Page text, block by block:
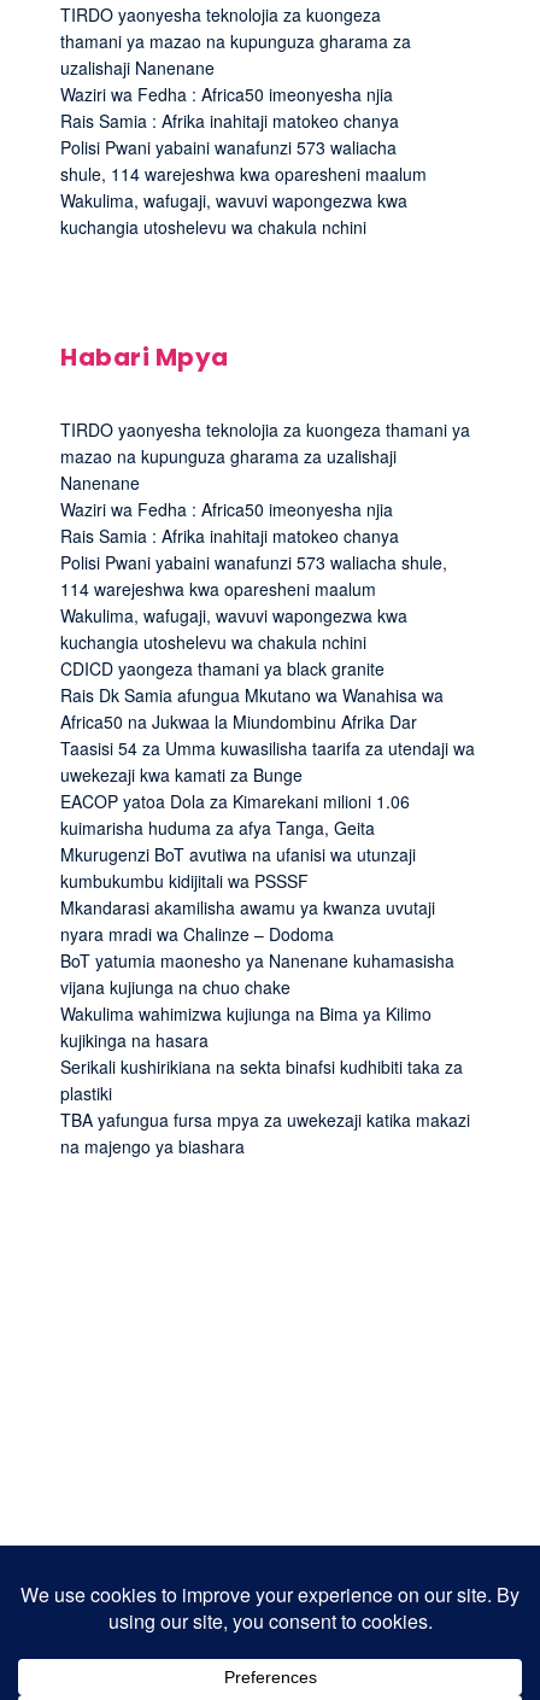
TIRDO yaonyesha teknolojia za kuongeza
thamani ya mazao na kupunguza gharama za
uzalishaji Nanenane
Waziri wa Fedha : Africa50 imeonyesha njia
Rais Samia : Afrika inahitaji matokeo chanya
Polisi Pwani yabaini wanafunzi 573 waliacha
shule, 114 warejeshwa kwa oparesheni maalum
Wakulima, wafugaji, wavuvi wapongezwa kwa
kuchangia utoshelevu wa chakula nchini
Habari Mpya
TIRDO yaonyesha teknolojia za kuongeza thamani ya
mazao na kupunguza gharama za uzalishaji
Nanenane
Waziri wa Fedha : Africa50 imeonyesha njia
Rais Samia : Afrika inahitaji matokeo chanya
Polisi Pwani yabaini wanafunzi 573 waliacha shule,
114 warejeshwa kwa oparesheni maalum
Wakulima, wafugaji, wavuvi wapongezwa kwa
kuchangia utoshelevu wa chakula nchini
CDICD yaongeza thamani ya black granite
Rais Dk Samia afungua Mkutano wa Wanahisa wa
Africa50 na Jukwaa la Miundombinu Afrika Dar
Taasisi 54 za Umma kuwasilisha taarifa za utendaji wa
uwekezaji kwa kamati za Bunge
EACOP yatoa Dola za Kimarekani milioni 1.06
kuimarisha huduma za afya Tanga, Geita
Mkurugenzi BoT avutiwa na ufanisi wa utunzaji
kumbukumbu kidijitali wa PSSSF
Mkandarasi akamilisha awamu ya kwanza uvutaji
nyara mradi wa Chalinze – Dodoma
BoT yatumia maonesho ya Nanenane kuhamasisha
vijana kujiunga na chuo chake
Wakulima wahimizwa kujiunga na Bima ya Kilimo
kujikinga na hasara
Serikali kushirikiana na sekta binafsi kudhibiti taka za
plastiki
TBA yafungua fursa mpya za uwekezaji katika makazi
na majengo ya biashara